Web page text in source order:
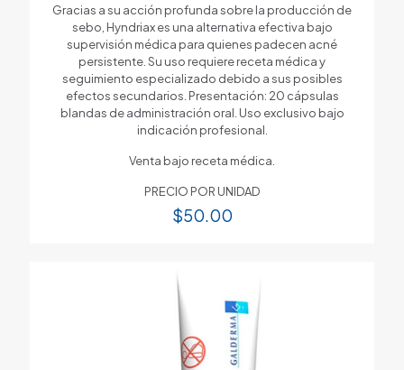
Gracias a su acción profunda sobre la producción de
sebo, Hyndriax es una alternativa efectiva bajo
supervisión médica para quienes padecen acné
persistente. Su uso requiere receta médica y
seguimiento especializado debido a sus posibles
efectos secundarios. Presentación: 20 cápsulas
blandas de administración oral. Uso exclusivo bajo
indicación profesional.
Venta bajo receta médica.
PRECIO POR UNIDAD
$50.00